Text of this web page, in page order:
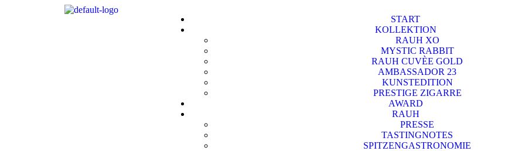
START
KOLLEKTION
RAUH XO
MYSTIC RABBIT
RAUH CUVÈE GOLD
AMBASSADOR 23
KUNSTEDITION
PRESTIGE ZIGARRE
AWARD
RAUH
PRESSE
TASTINGNOTES
SPITZENGASTRONOMIE